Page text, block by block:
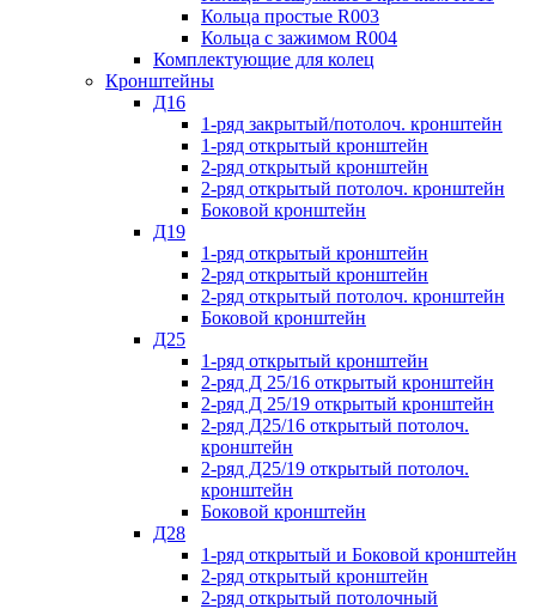
Кольца простые R003
Кольца с зажимом R004
Комплектующие для колец
Кронштейны
Д16
1-ряд закрытый/потолоч. кронштейн
1-ряд открытый кронштейн
2-ряд открытый кронштейн
2-ряд открытый потолоч. кронштейн
Боковой кронштейн
Д19
1-ряд открытый кронштейн
2-ряд открытый кронштейн
2-ряд открытый потолоч. кронштейн
Боковой кронштейн
Д25
1-ряд открытый кронштейн
2-ряд Д 25/16 открытый кронштейн
2-ряд Д 25/19 открытый кронштейн
2-ряд Д25/16 открытый потолоч.
кронштейн
2-ряд Д25/19 открытый потолоч.
кронштейн
Боковой кронштейн
Д28
1-ряд открытый и Боковой кронштейн
2-ряд открытый кронштейн
2-ряд открытый потолочный